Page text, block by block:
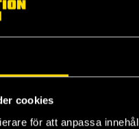
cookies
för att anpassa